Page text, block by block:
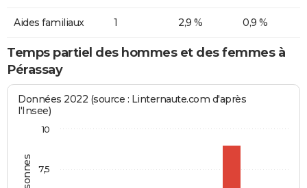
Aides familiaux 1 2,9 % 0,9 %
Temps partiel des hommes et des femmes à
Pérassay
Données 2022 (source : Linternaute.com d'après
l'Insee)
7,5
10